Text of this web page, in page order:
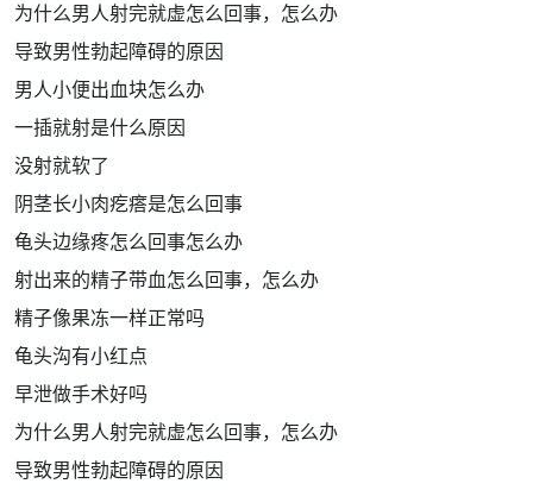
为什么男人射完就虚怎么回事，怎么办
导致男性勃起障碍的原因
男人小便出血块怎么办
一插就射是什么原因
没射就软了
阴茎长小肉疙瘩是怎么回事
龟头边缘疼怎么回事怎么办
射出来的精子带血怎么回事，怎么办
精子像果冻一样正常吗
龟头沟有小红点
早泄做手术好吗
为什么男人射完就虚怎么回事，怎么办
导致男性勃起障碍的原因